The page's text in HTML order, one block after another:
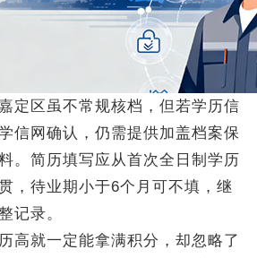
区虽不常规核档，但若学历信
信网确认，仍需提供加盖档案保
。简历填写应从首次全日制学历
，待业期小于6个月可不填，继
记录。
就一定能拿满积分，却忽略了